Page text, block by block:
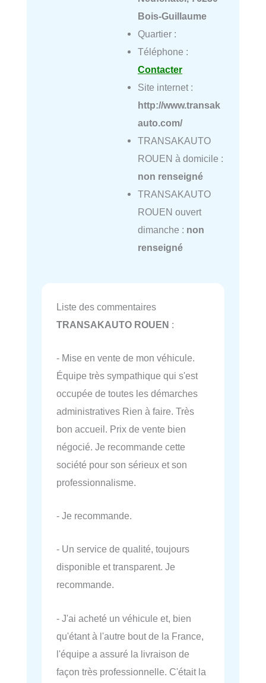
Bois-Guillaume
Quartier :
Téléphone :
Contacter
Site internet :
http://www.transak
auto.com/
TRANSAKAUTO
ROUEN à domicile :
non renseigné
TRANSAKAUTO
ROUEN ouvert
dimanche : non
renseigné
Liste des commentaires
TRANSAKAUTO ROUEN :
- Mise en vente de mon véhicule.
Équipe très sympathique qui s'est
occupée de toutes les démarches
administratives Rien à faire. Très
bon accueil. Prix de vente bien
négocié. Je recommande cette
société pour son sérieux et son
professionnalisme.
- Je recommande.
- Un service de qualité, toujours
disponible et transparent. Je
recommande.
- J'ai acheté un véhicule et, bien
qu'étant à l'autre bout de la France,
l'équipe a assuré la livraison de
façon très professionnelle. C'était la